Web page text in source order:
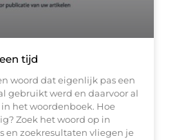
tijd
woord dat eigenlijk pas een
gebruikt werd en daarvoor al
het woordenboek. Hoe
Zoek het woord op in
en zoekresultaten vliegen je